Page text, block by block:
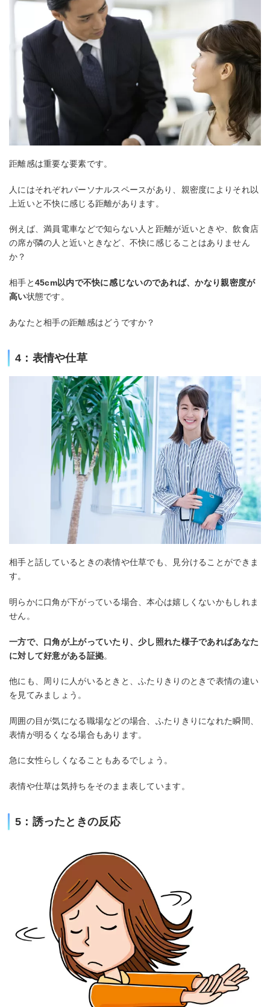
距離感は重要な要素です。
人にはそれぞれパーソナルスペースがあり、親密度によりそれ以
上近いと不快に感じる距離があります。
例えば、満員電車などで知らない人と距離が近いときや、飲食店
の席が隣の人と近いときなど、不快に感じることはありません
か？
相手と45cm以内で不快に感じないのであれば、かなり親密度が
高い状態です。
あなたと相手の距離感はどうですか？
4：表情や仕草
相手と話しているときの表情や仕草でも、見分けることができま
す。
明らかに口角が下がっている場合、本心は嬉しくないかもしれま
せん。
一方で、口角が上がっていたり、少し照れた様子であればあなた
に対して好意がある証拠。
他にも、周りに人がいるときと、ふたりきりのときで表情の違い
を見てみましょう。
周囲の目が気になる職場などの場合、ふたりきりになれた瞬間、
表情が明るくなる場合もあります。
急に女性らしくなることもあるでしょう。
表情や仕草は気持ちをそのまま表しています。
5：誘ったときの反応